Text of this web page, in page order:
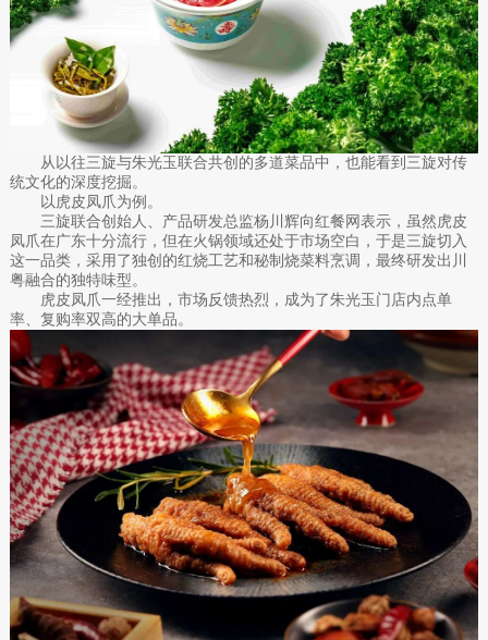
从以往三旋与朱光玉联合共创的多道菜品中，也能看到三旋对传
统文化的深度挖掘。
以虎皮凤爪为例。
三旋联合创始人、产品研发总监杨川辉向红餐网表示，虽然虎皮
凤爪在广东十分流行，但在火锅领域还处于市场空白，于是三旋切入
这一品类，采用了独创的红烧工艺和秘制烧菜料烹调，最终研发出川
粤融合的独特味型。
虎皮凤爪一经推出，市场反馈热烈，成为了朱光玉门店内点单
率、复购率双高的大单品。